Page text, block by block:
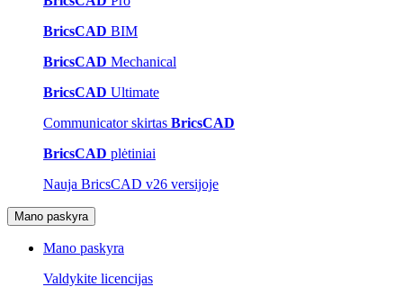
BricsCAD BIM
BricsCAD Mechanical
BricsCAD Ultimate
Communicator skirtas BricsCAD
BricsCAD plėtiniai
Nauja BricsCAD v26 versijoje
Mano paskyra
Mano paskyra
Valdykite licencijas